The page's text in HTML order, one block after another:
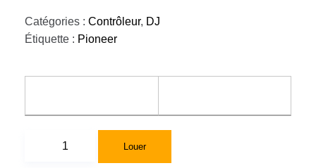
Catégories : Contrôleur, DJ
Étiquette : Pioneer
Louer